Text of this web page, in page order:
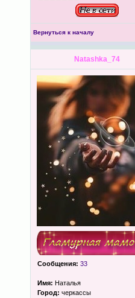
Вернуться к началу
Natashka_74
Сообщения: 33
Имя: Наталья
Город: черкассы